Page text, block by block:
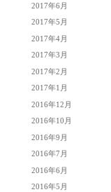
2017年6月
2017年5月
2017年4月
2017年3月
2017年2月
2017年1月
2016年12月
2016年10月
2016年9月
2016年7月
2016年6月
2016年5月